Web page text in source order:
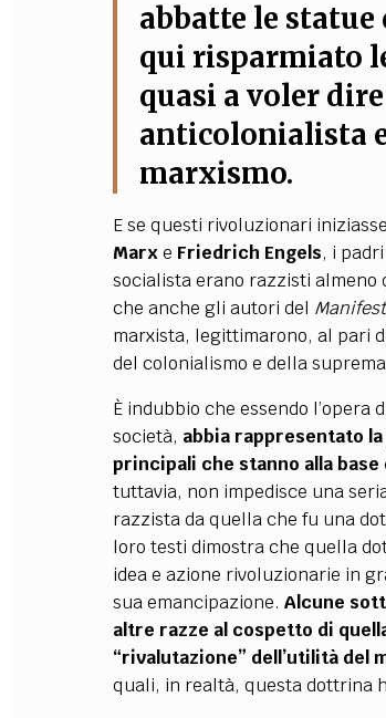
abbatte le statue
qui risparmiato
quasi a voler
anticolonialista
marxismo.
E se questi rivoluzionari
Marx e Friedrich Engels, i
socialista erano razzisti almeno
che anche gli autori del
marxista, legittimarono, al pari
del colonialismo e della
È indubbio che essendo
società, abbia rappresentato
principali che stanno alla
tuttavia, non impedisce una
razzista da quella che fu una
loro testi dimostra che quella
idea e azione rivoluzionarie in
sua emancipazione. Alcune
altre razze al cospetto di
“rivalutazione” dell’utilità del
quali, in realtà, questa dottrina